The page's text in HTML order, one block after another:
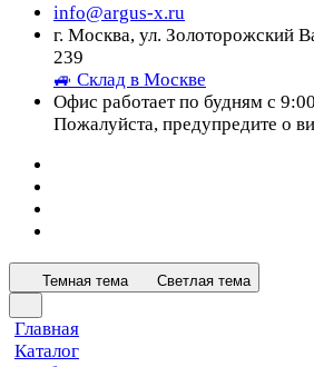
info@argus-x.ru
г. Москва, ул. Золоторожский
239
🚙 Склад в Москве
Офис работает по будням с
Пожалуйста, предупредите о
Темная тема Светлая тема
Главная
Каталог